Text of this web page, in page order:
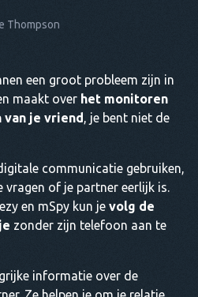
Thompson
een groot probleem zijn in
maakt over het monitoren
je vriend, je bent niet de
communicatie gebruiken,
of je partner eerlijk is.
en mSpy kun je volg de
zonder zijn telefoon aan te
informatie over de